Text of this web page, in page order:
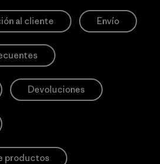
al cliente Envío
Devoluciones
productos